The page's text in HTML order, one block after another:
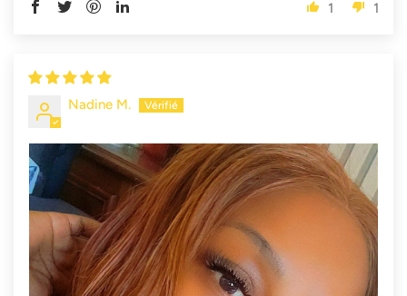
1 1
Nadine M.